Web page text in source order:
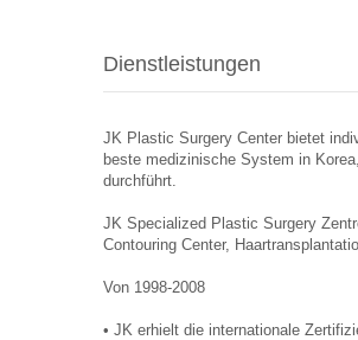
Dienstleistungen
JK Plastic Surgery Center bietet
beste medizinische System in
durchführt.
JK Specialized Plastic Surgery
Contouring Center,
Von 1998-2008
• JK erhielt die internationale